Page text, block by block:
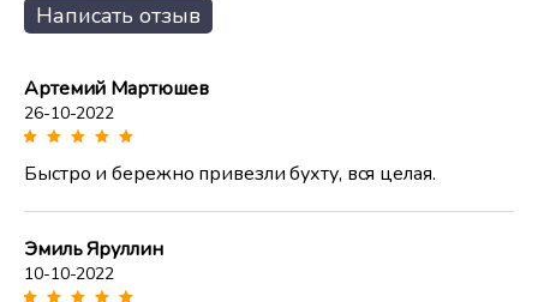
Написать отзыв
Артемий Мартюшев
26-10-2022
Быстро и бережно привезли бухту, вся целая.
Эмиль Яруллин
10-10-2022